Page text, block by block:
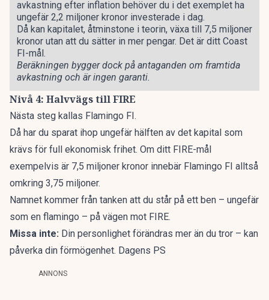
avkastning efter inflation behöver du i det exemplet ha
ungefär 2,2 miljoner kronor investerade i dag.
Då kan kapitalet, åtminstone i teorin, växa till 7,5 miljoner
kronor utan att du sätter in mer pengar. Det är ditt Coast
FI-mål.
Beräkningen bygger dock på antaganden om framtida
avkastning och är ingen garanti.
Nivå 4: Halvvägs till FIRE
Nästa steg kallas Flamingo FI.
Då har du sparat ihop ungefär hälften av det kapital som
krävs för full ekonomisk frihet. Om ditt FIRE-mål
exempelvis är 7,5 miljoner kronor innebär Flamingo FI alltså
omkring 3,75 miljoner.
Namnet kommer från tanken att du står på ett ben – ungefär
som en flamingo – på vägen mot FIRE.
Missa inte: Din personlighet förändras mer än du tror – kan
påverka din förmögenhet. Dagens PS
ANNONS